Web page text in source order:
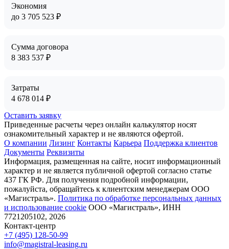
Экономия
до 3 705 523 ₽
Сумма договора
8 383 537 ₽
Затраты
4 678 014 ₽
Оставить заявку
Приведенные расчеты через онлайн калькулятор носят
ознакомительный характер и не являются офертой.
О компании Лизинг Контакты Карьера Поддержка клиентов
Документы Реквизиты
Информация, размещенная на сайте, носит информационный
характер и не является публичной офертой согласно статье
437 ГК РФ. Для получения подробной информации,
пожалуйста, обращайтесь к клиентским менеджерам ООО
«Магистраль». Политика по обработке персональных данных
и использование сookie ООО «Магистраль», ИНН
7721205102, 2026
Контакт-центр
+7 (495) 128-50-99
info@magistral-leasing.ru